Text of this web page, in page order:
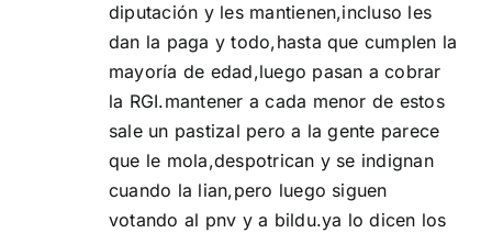
diputación y les mantienen,incluso les
dan la paga y todo,hasta que cumplen la
mayoría de edad,luego pasan a cobrar
la RGI.mantener a cada menor de estos
sale un pastizal pero a la gente parece
que le mola,despotrican y se indignan
cuando la lian,pero luego siguen
votando al pnv y a bildu.ya lo dicen los